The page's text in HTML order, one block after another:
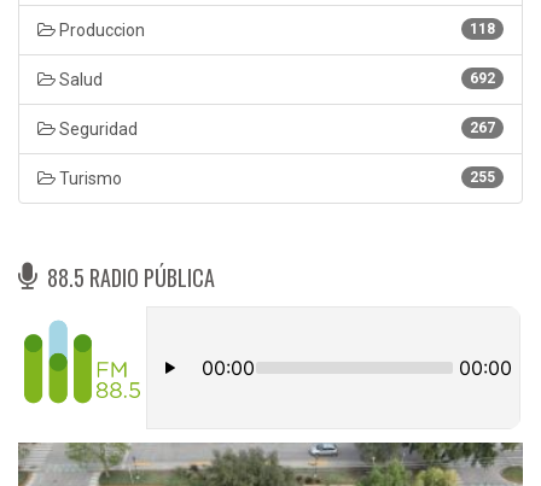
118
Produccion
692
Salud
267
Seguridad
255
Turismo
88.5 RADIO PÚBLICA